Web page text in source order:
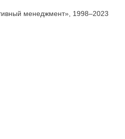
менеджмент», 1998–2023